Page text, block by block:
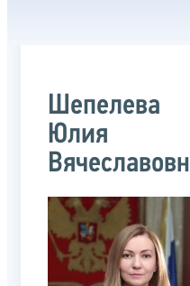
Шепелева
Юлия